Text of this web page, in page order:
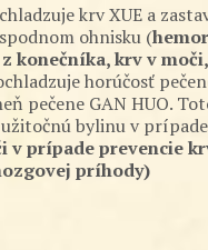
krv XUE a
ohnisku (
konečníka, krv v
horúčosť
pečene GAN HUO.
bylinu v prípade
v prípade prevencie
príhody)